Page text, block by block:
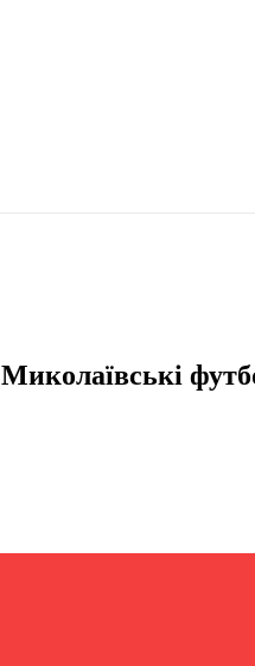
Миколаївські